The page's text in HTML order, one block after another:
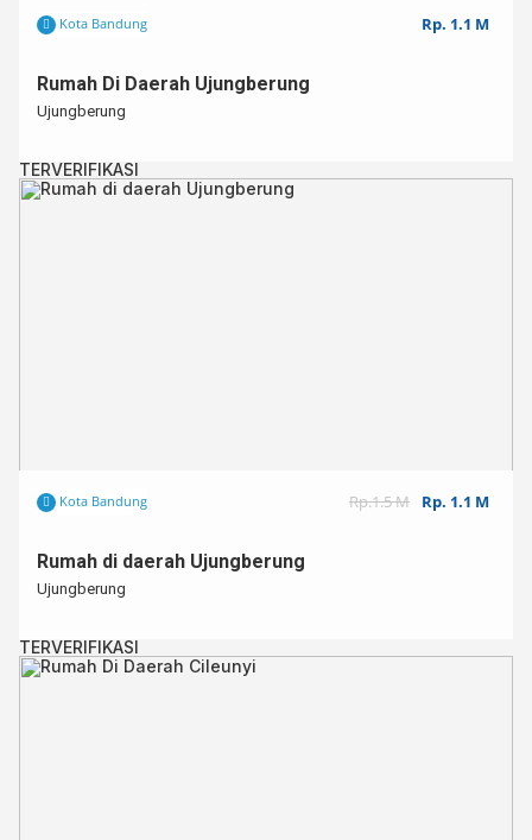
Kota Bandung Rp. 1.1 M
Rumah Di Daerah Ujungberung
Ujungberung
TERVERIFIKASI
Kota Bandung Rp.1.5 M Rp. 1.1 M
Rumah di daerah Ujungberung
Ujungberung
TERVERIFIKASI